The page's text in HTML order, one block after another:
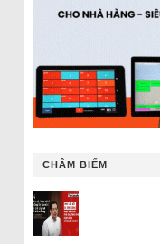
CHÂM BIẾM